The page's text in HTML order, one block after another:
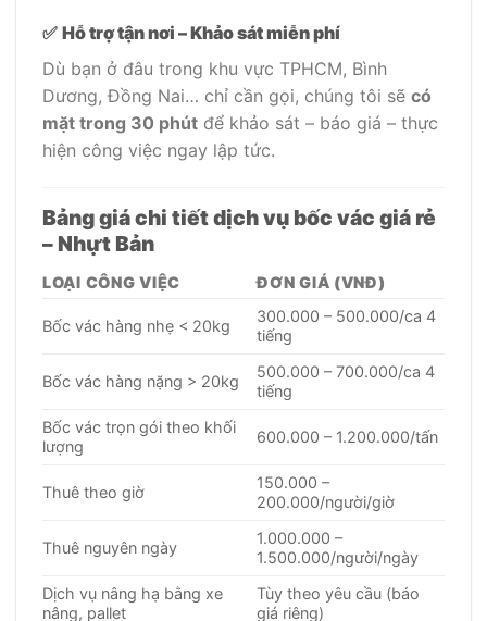
✅ Hỗ trợ tận nơi – Khảo sát miễn phí
Dù bạn ở đâu trong khu vực TPHCM, Bình
Dương, Đồng Nai… chỉ cần gọi, chúng tôi sẽ có
mặt trong 30 phút để khảo sát – báo giá – thực
hiện công việc ngay lập tức.
Bảng giá chi tiết dịch vụ bốc vác giá rẻ
– Nhựt Bản
LOẠI CÔNG VIỆC ĐƠN GIÁ (VNĐ)
Bốc vác hàng nhẹ < 20kg
300.000 – 500.000/ca 4
tiếng
Bốc vác hàng nặng > 20kg
500.000 – 700.000/ca 4
tiếng
Bốc vác trọn gói theo khối
lượng
600.000 – 1.200.000/tấn
Thuê theo giờ
150.000 –
200.000/người/giờ
Thuê nguyên ngày
1.000.000 –
1.500.000/người/ngày
Dịch vụ nâng hạ bằng xe
nâng, pallet
Tùy theo yêu cầu (báo
giá riêng)